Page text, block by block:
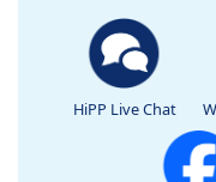
HiPP Live Chat